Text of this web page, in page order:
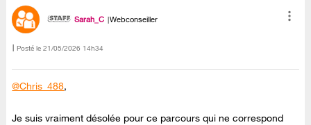
Sarah_C Webconseiller
Posté le ‎21/05/2026 14h34
@Chris_488,
Je suis vraiment désolée pour ce parcours qui ne correspond